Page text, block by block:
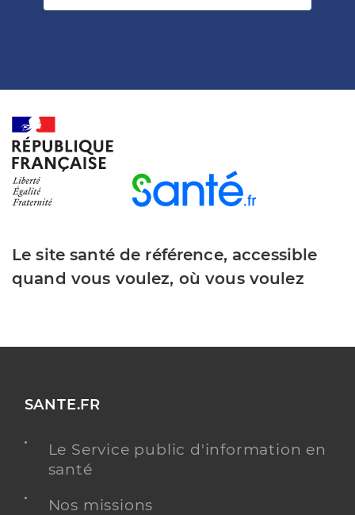
Le site santé de référence, accessible
quand vous voulez, où vous voulez
SANTE.FR
Le Service public d'information en
santé
Nos missions